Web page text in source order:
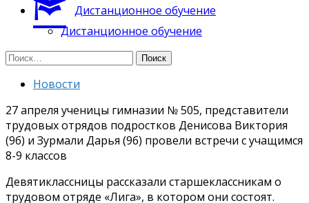
Дистанционное обучение
Дистанционное обучение
Найти:
Новости
27 апреля ученицы гимназии № 505, представители
трудовых отрядов подростков Денисова Виктория
(9б) и Зурмали Дарья (9б) провели встречи с учащимся
8-9 классов
Девятиклассницы рассказали старшеклассникам о
трудовом отряде «Лига», в котором они состоят.